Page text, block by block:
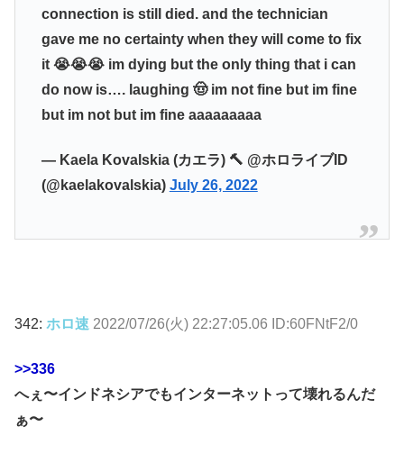
connection is still died. and the technician
gave me no certainty when they will come to fix
it 😭😭😭 im dying but the only thing that i can
do now is…. laughing 🤠 im not fine but im fine
but im not but im fine aaaaaaaaa
— Kaela Kovalskia (カエラ) 🔨 @ホロライブID
(@kaelakovalskia) July 26, 2022
342: ホロ速 2022/07/26(火) 22:27:05.06 ID:60FNtF2/0
>>336
へぇ〜インドネシアでもインターネットって壊れるんだ
ぁ〜